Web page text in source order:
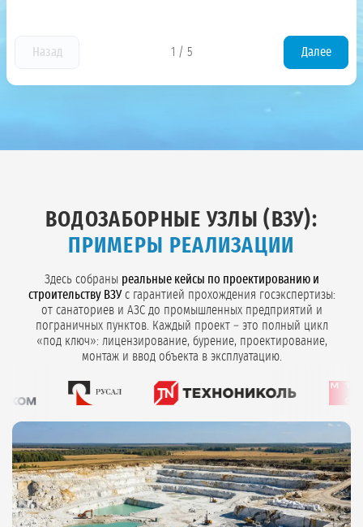
Назад 1 / 5 Далее
ВОДОЗАБОРНЫЕ УЗЛЫ (ВЗУ):
ПРИМЕРЫ РЕАЛИЗАЦИИ
Здесь собраны реальные кейсы по проектированию и
строительству ВЗУс гарантией прохождения госэкспертизы:
от санаториев и АЗС до промышленных предприятий и
пограничных пунктов. Каждый проект – это полный цикл
«под ключ»: лицензирование, бурение, проектирование,
монтаж и ввод объекта в эксплуатацию.